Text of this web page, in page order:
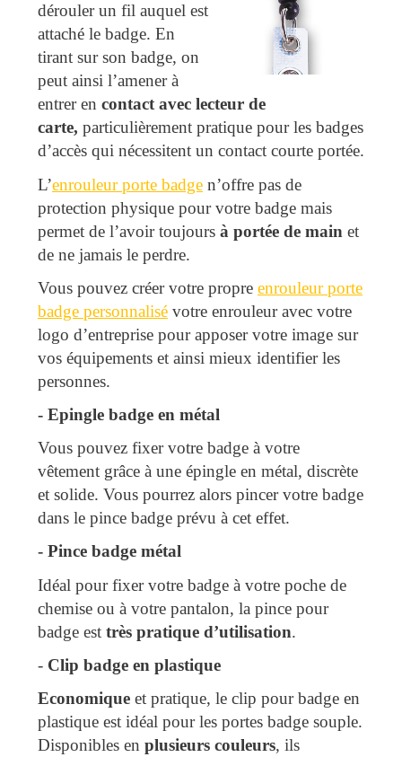
dérouler un fil auquel est
attaché le badge. En
tirant sur son badge, on
peut ainsi l’amener à
entrer en contact avec lecteur de
carte, particulièrement pratique pour les badges
d’accès qui nécessitent un contact courte portée.
L’enrouleur porte badge n’offre pas de
protection physique pour votre badge mais
permet de l’avoir toujours à portée de main et
de ne jamais le perdre.
Vous pouvez créer votre propre enrouleur porte
badge personnalisé votre enrouleur avec votre
logo d’entreprise pour apposer votre image sur
vos équipements et ainsi mieux identifier les
personnes.
- Epingle badge en métal
Vous pouvez fixer votre badge à votre
vêtement grâce à une épingle en métal, discrète
et solide. Vous pourrez alors pincer votre badge
dans le pince badge prévu à cet effet.
- Pince badge métal
Idéal pour fixer votre badge à votre poche de
chemise ou à votre pantalon, la pince pour
badge est très pratique d’utilisation.
- Clip badge en plastique
Economique et pratique, le clip pour badge en
plastique est idéal pour les portes badge souple.
Disponibles en plusieurs couleurs, ils